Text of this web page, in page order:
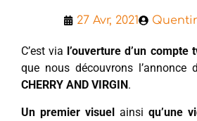
27 Avr, 2021
C’est via l’ouverture d’un compte
que nous découvrons l’annonce
CHERRY AND VIRGIN.
Un premier visuel ainsi qu’une